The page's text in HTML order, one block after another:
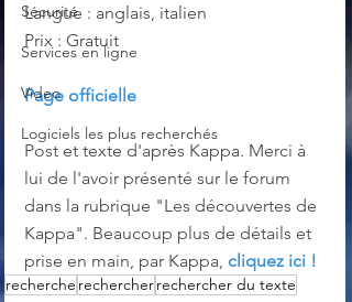
Sécurité
Services en ligne
Video
Logiciels les plus recherchés
Langue : anglais, italien
Prix : Gratuit
Page officielle
Post et texte d'après Kappa. Merci à
lui de l'avoir présenté sur le forum
dans la rubrique "Les découvertes de
Kappa". Beaucoup plus de détails et
prise en main, par Kappa, cliquez ici !
recherche rechercherrechercher du texte